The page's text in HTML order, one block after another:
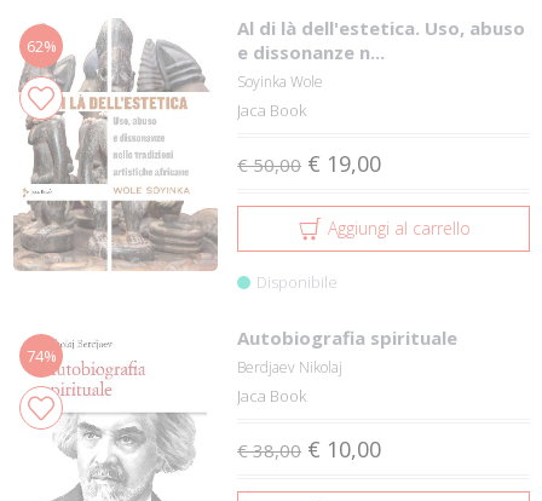
62%
Al di là dell'estetica. Uso, abuso
e dissonanze n...
Soyinka Wole
Jaca Book
€ 50,00 € 19,00
Aggiungi al carrello
Disponibile
74%
Autobiografia spirituale
Berdjaev Nikolaj
Jaca Book
€ 38,00 € 10,00